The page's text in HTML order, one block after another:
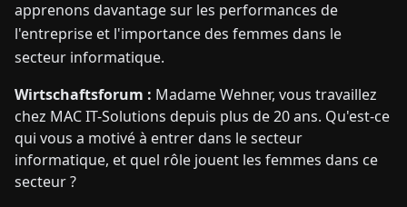
apprenons davantage sur les performances de
l'entreprise et l'importance des femmes dans le
secteur informatique.
Wirtschaftsforum : Madame Wehner, vous travaillez
chez MAC IT-Solutions depuis plus de 20 ans. Qu'est-ce
qui vous a motivé à entrer dans le secteur
informatique, et quel rôle jouent les femmes dans ce
secteur ?